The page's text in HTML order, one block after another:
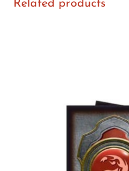
Related products